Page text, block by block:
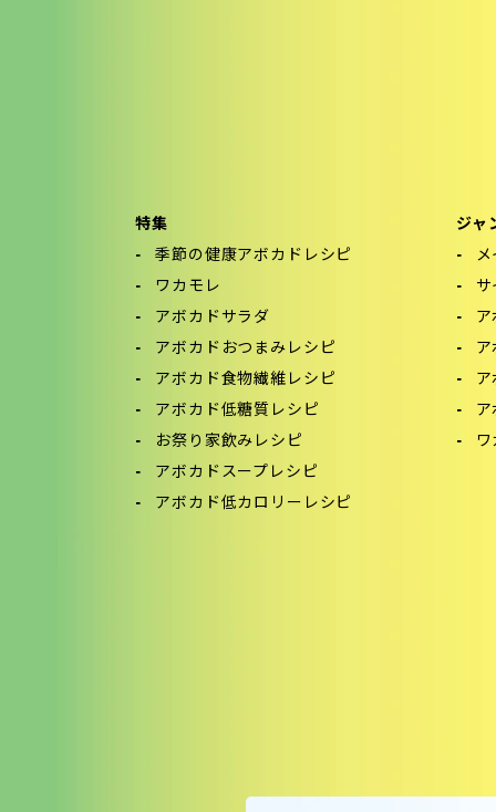
特集
季節の健康アボカドレシピ
ワカモレ
アボカドサラダ
アボカドおつまみレシピ
アボカド食物繊維レシピ
アボカド低糖質レシピ
お祭り家飲みレシピ
アボカドスープレシピ
アボカド低カロリーレシピ
ジャ